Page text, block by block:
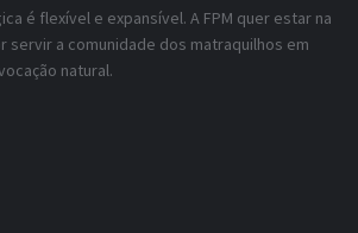
é flexível e expansível. A FPM quer estar na
servir a comunidade dos matraquilhos em
natural.